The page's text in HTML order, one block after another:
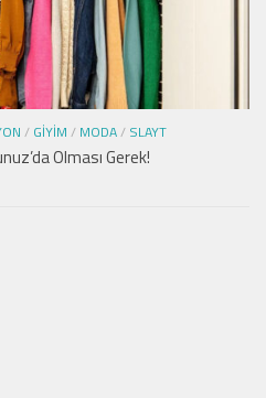
/ GIYIM / MODA/ SLAYT
Olması Gerek!